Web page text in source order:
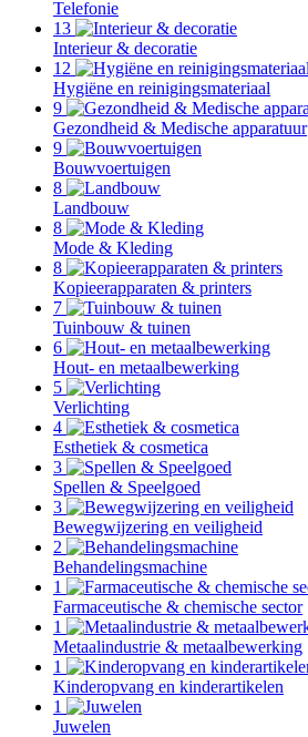
Telefonie
13
Interieur & decoratie
12
Hygiëne en reinigingsmateriaal
9
Gezondheid & Medische apparatuur
9
Bouwvoertuigen
8
Landbouw
8
Mode & Kleding
8
Kopieerapparaten & printers
7
Tuinbouw & tuinen
6
Hout- en metaalbewerking
5
Verlichting
4
Esthetiek & cosmetica
3
Spellen & Speelgoed
3
Bewegwijzering en veiligheid
2
Behandelingsmachine
1
Farmaceutische & chemische sector
1
Metaalindustrie & metaalbewerking
1
Kinderopvang en kinderartikelen
1
Juwelen